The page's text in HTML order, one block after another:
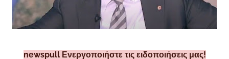
newspull Ενεργοποιήστε τις ειδοποιήσεις μας!